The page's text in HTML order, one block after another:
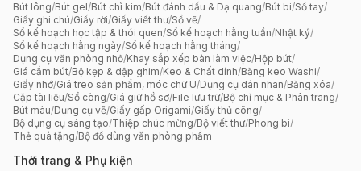
Bút lông/Bút gel/Bút chì kim/Bút đánh dấu & Dạ quang/Bút bi/Sổ tay/
Giấy ghi chú/Giấy rời/Giấy viết thư/Sổ vẽ/
Sổ kế hoạch học tập & thói quen/Sổ kế hoạch hằng tuần/Nhật ký/
Sổ kế hoạch hằng ngày/Sổ kế hoạch hằng tháng/
Dụng cụ văn phòng nhỏ/Khay sắp xếp bàn làm việc/Hộp bút/
Giá cắm bút/Bộ kẹp & dập ghim/Keo & Chất dính/Băng keo Washi/
Giấy nhớ/Giá treo sản phẩm, móc chữ U/Dụng cụ dán nhãn/Băng xóa/
Cặp tài liệu/Sổ còng/Giá giữ hồ sơ/File lưu trữ/Bộ chỉ mục & Phân trang/
Bút màu/Dụng cụ vẽ/Giấy gấp Origami/Giấy thủ công/
Bộ dụng cụ sáng tạo/Thiệp chúc mừng/Bộ viết thư/Phong bì/
Thẻ quà tặng/Bộ đồ dùng văn phòng phẩm
Thời trang & Phụ kiện